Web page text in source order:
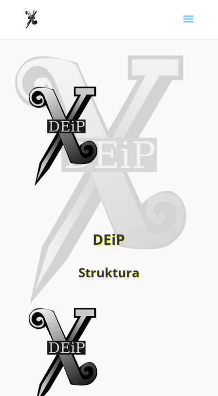
DEiP
Struktura